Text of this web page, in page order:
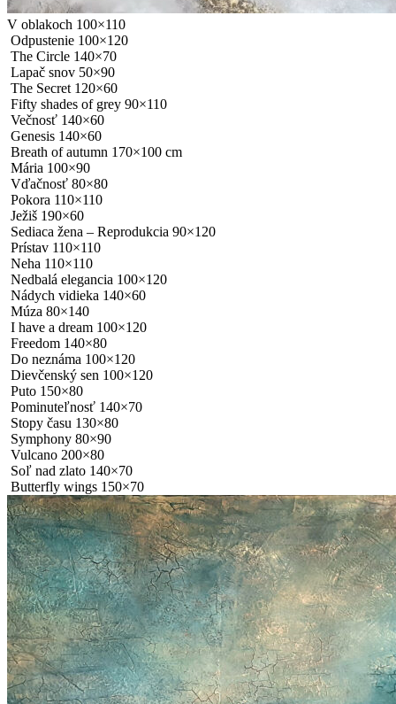
V oblakoch 100×110
Odpustenie 100×120
The Circle 140×70
Lapač snov 50×90
The Secret 120×60
Fifty shades of grey 90×110
Večnosť 140×60
Genesis 140×60
Breath of autumn 170×100 cm
Mária 100×90
Vďačnosť 80×80
Pokora 110×110
Ježiš 190×60
Sediaca žena – Reprodukcia 90×120
Prístav 110×110
Neha 110×110
Nedbalá elegancia 100×120
Nádych vidieka 140×60
Múza 80×140
I have a dream 100×120
Freedom 140×80
Do neznáma 100×120
Dievčenský sen 100×120
Puto 150×80
Pominuteľnosť 140×70
Stopy času 130×80
Symphony 80×90
Vulcano 200×80
Soľ nad zlato 140×70
Butterfly wings 150×70